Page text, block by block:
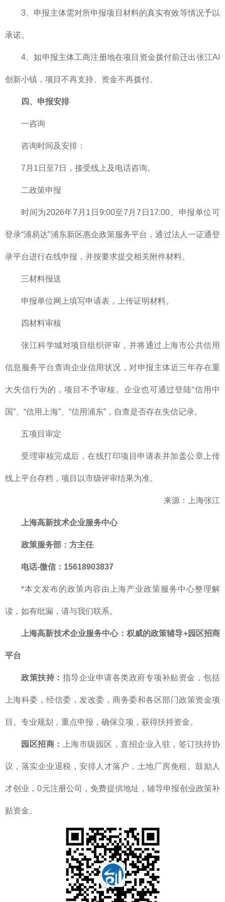
3、申报主体需对所申报项目材料的真实有效等情况予以
承诺。
4、如申报主体工商注册地在项目资金拨付前迁出张江AI
创新小镇，项目不再支持、资金不再拨付。
四、申报安排
一咨询
咨询时间及安排：
7月1日至7日，接受线上及电话咨询。
二政策申报
时间为2026年7月1日9:00至7月7日17:00。申报单位可
登录“浦易达”浦东新区惠企政策服务平台，通过法人一证通登
录平台进行在线申报，并按要求提交相关附件材料。
三材料报送
申报单位网上填写申请表，上传证明材料。
四材料审核
张江科学城对项目组织评审，并将通过上海市公共信用
信息服务平台查询企业信用状况，对申报主体近三年存在重
大失信行为的，项目不予审核。企业也可通过登陆“信用中
国”、“信用上海”、“信用浦东”，自查是否存在失信记录。
五项目审定
受理审核完成后，在线打印项目申请表并加盖公章上传
线上平台存档，项目以市级评审结果为准。
来源：上海张江
上海高新技术企业服务中心
政策服务部 ：方主任
电话-微信：15618903837
*本文发布的政策内容由上海产业政策服务中心整理解
读，如有纰漏，请与我们联系。
上海高新技术企业服务中心：权威的政策辅导+园区招商
平台
政策扶持： 指导企业申请各类政府专项补贴资金，包括
上海科委，经信委，发改委，商务委和各区部门政策资金项
目。专业规划，重点申报，确保立项，获得扶持资金。
园区招商： 上海市级园区，直招企业入驻，签订扶持协
议，落实企业退税，安排人才落户，土地厂房免租。鼓励人
才创业，0元注册公司，免费提供地址，辅导申报创业政策补
贴资金。